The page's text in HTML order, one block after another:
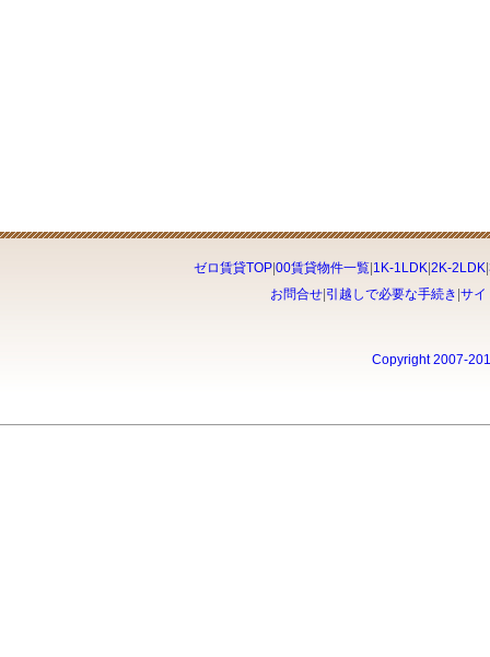
ゼロ賃貸TOP| 00賃貸物件一覧| 1K-1LDK| 2K-2LDK|
お問合せ 引越しで必要な手続き サイ
Copyright 2007-